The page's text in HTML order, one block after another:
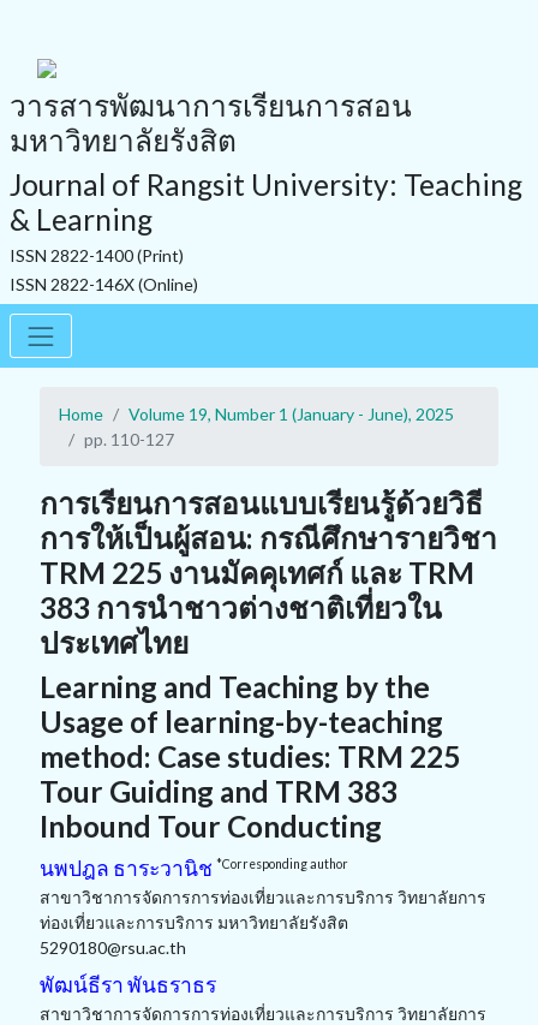
วารสารพัฒนาการเรียนการสอน
มหาวิทยาลัยรังสิต
Journal of Rangsit University: Teaching
& Learning
ISSN 2822-1400 (Print)
ISSN 2822-146X (Online)
Home
Volume 19, Number 1 (January - June), 2025
pp. 110-127
การเรียนการสอนแบบเรียนรู้ด้วยวิธี
การให้เป็นผู้สอน: กรณีศึกษารายวิชา
TRM 225 งานมัคคุเทศก์ และ TRM
383 การนำชาวต่างชาติเที่ยวใน
ประเทศไทย
Learning and Teaching by the
Usage of learning-by-teaching
method: Case studies: TRM 225
Tour Guiding and TRM 383
Inbound Tour Conducting
นพปฎล ธาระวานิช *Corresponding author
สาขาวิชาการจัดการการท่องเที่ยวและการบริการ วิทยาลัยการ
ท่องเที่ยวและการบริการ มหาวิทยาลัยรังสิต
5290180@rsu.ac.th
พัฒน์ธีรา พันธราธร
สาขาวิชาการจัดการการท่องเที่ยวและการบริการ วิทยาลัยการ